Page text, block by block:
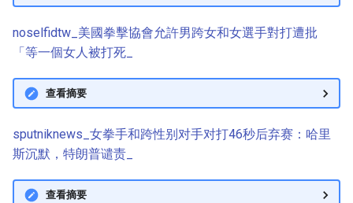
noselfidtw_美國拳擊協會允許男跨女和女選手對打遭批
「等一個女人被打死_
查看摘要
sputniknews_女拳手和跨性别对手对打46秒后弃赛：哈里
斯沉默，特朗普谴责_
查看摘要